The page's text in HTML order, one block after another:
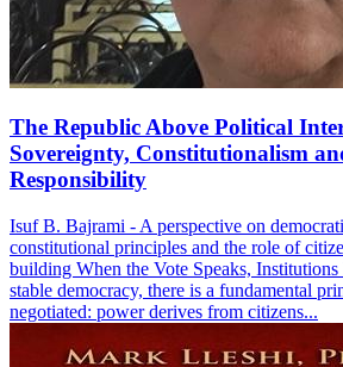
The Republic Above Political
Sovereignty, Constitutionalism
Responsibility
Isuf B. Bajrami - A perspective on
constitutional principles and the role of
building When the Vote Speaks,
stable democracy, there is a fundamental
negotiated: power derives from citizens...